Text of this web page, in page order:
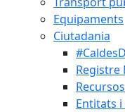
Equipaments
Ciutadania
Registre
Entitats i